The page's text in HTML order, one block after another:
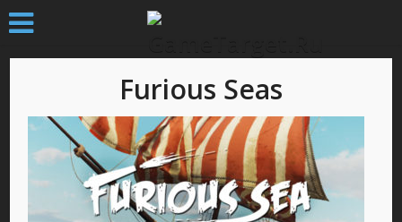
Furious Seas